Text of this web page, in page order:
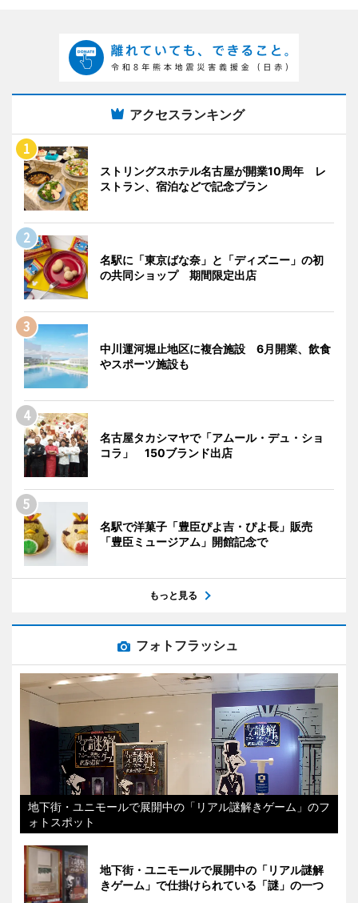
アクセスランキング
ストリングスホテル名古屋が開業10周年 レ
ストラン、宿泊などで記念プラン
名駅に「東京ばな奈」と「ディズニー」の初
の共同ショップ 期間限定出店
中川運河堀止地区に複合施設 6月開業、飲食
やスポーツ施設も
名古屋タカシマヤで「アムール・デュ・ショ
コラ」 150ブランド出店
名駅で洋菓子「豊臣ぴよ吉・ぴよ長」販売
「豊臣ミュージアム」開館記念で
もっと見る
フォトフラッシュ
地下街・ユニモールで展開中の「リアル謎解きゲーム」のフ
ォトスポット
地下街・ユニモールで展開中の「リアル謎解
きゲーム」で仕掛けられている「謎」の一つ